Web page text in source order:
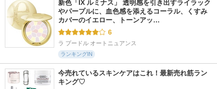
新色「IX ルミナス」 透明感を引き出すライラック
やパープルに、血色感を添えるコーラル、くすみ
カバーのイエロー、トーンアッ…
6
ラ プードル オートニュアンス
ランキングIN
今売れているスキンケアはこれ！最新売れ筋ラン
キング♡